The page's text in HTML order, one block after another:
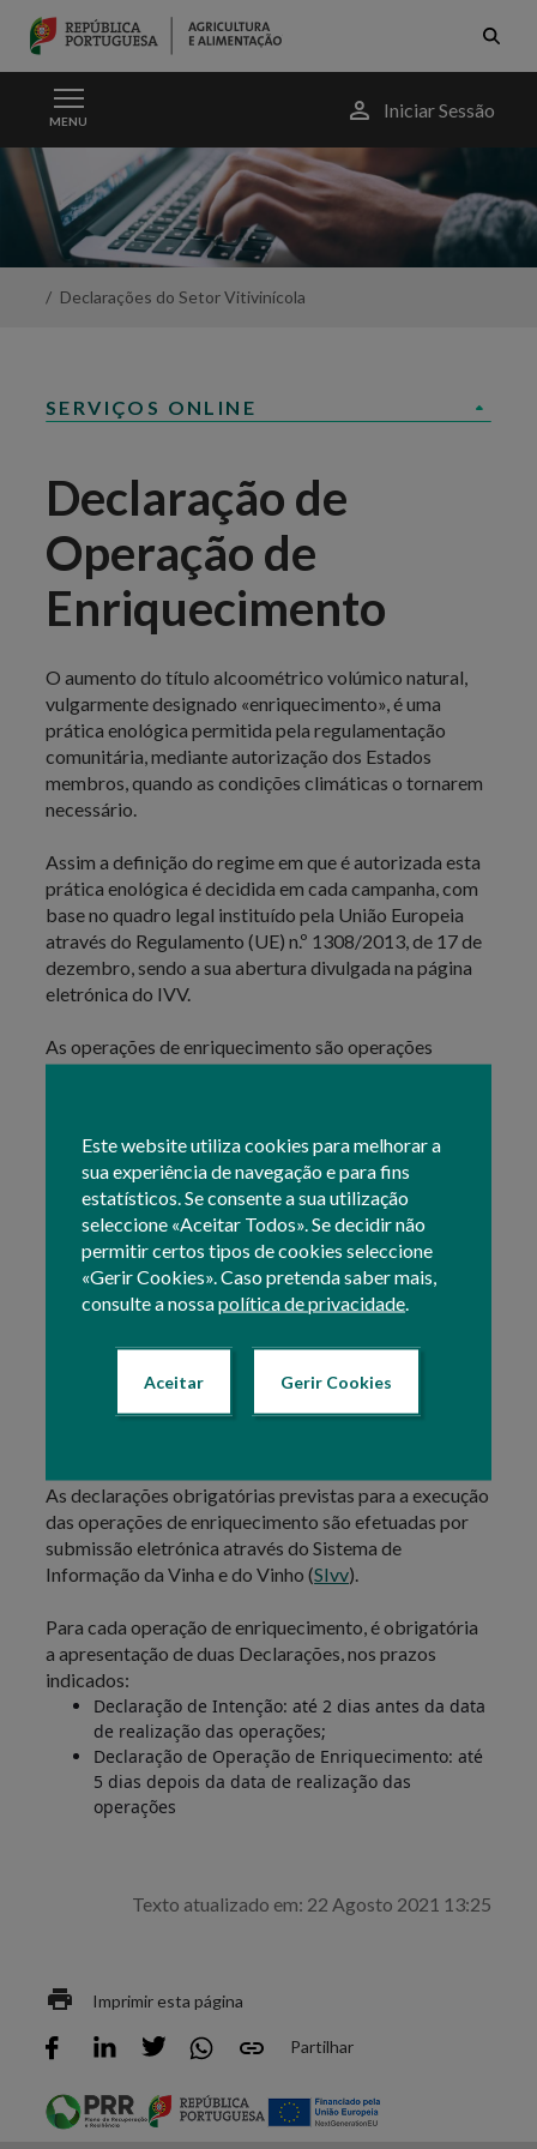
Skip to Main Content
MENU
MenuIniciar Sessão
Declaração
de
Operação
Enriquecimento
Este website utiliza cookies para melhorar a
sua experiência de navegação e para fins
estatísticos. Se consente a sua utilização
seleccione «Aceitar Todos». Se decidir não
permitir certos tipos de cookies seleccione
«Gerir Cookies». Caso pretenda saber mais,
consulte a nossapolítica de privacidade
Aceitar Gerir Cookies
Declarações do Setor Vitivinícola
SERVIÇOS ONLINE
Declaração de
Operação de
Enriquecimento
O aumento do título alcoométrico volúmico natural,
vulgarmente designado «enriquecimento», é uma
prática enológica permitida pela regulamentação
comunitária, mediante autorização dos Estados
membros, quando as condições climáticas o tornarem
necessário.
Assim a definição do regime em que é autorizada esta
prática enológica é decidida em cada campanha, com
base no quadro legal instituído pela União Europeia
através do Regulamento (UE) n.º 1308/2013, de 17 de
dezembro, sendo a sua abertura divulgada na página
eletrónica do IVV.
As operações de enriquecimento são operações
sujeitas a comunicação prévia obrigatória junto do
As operações de enriquecimento por adição de mosto
concentrado e concentrado retificado não podem ser
efetuadas após 1 de janeiro da campanha em causa.
O mosto concentrado e o mosto concentrado
retificado utilizado nas operações de enriquecimento
devem ser originários da Comunidade e obedecer às
As operações são feitas de uma só vez, não sendo
permitida a adição de mosto concentrado e mosto
As declarações obrigatórias previstas para a execução
das operações de enriquecimento são efetuadas por
submissão eletrónica através do Sistema de
Informação da Vinha e do Vinho (SIvv).
Para cada operação de enriquecimento, é obrigatória
a apresentação de duas Declarações, nos prazos
indicados:
Declaração de Intenção: até 2 dias antes da data
de realização das operações;
Declaração de Operação de Enriquecimento: até
5 dias depois da data de realização das
operações
Texto atualizado em: 22 Agosto 2021 13:25
Imprimir esta página
Partilhar